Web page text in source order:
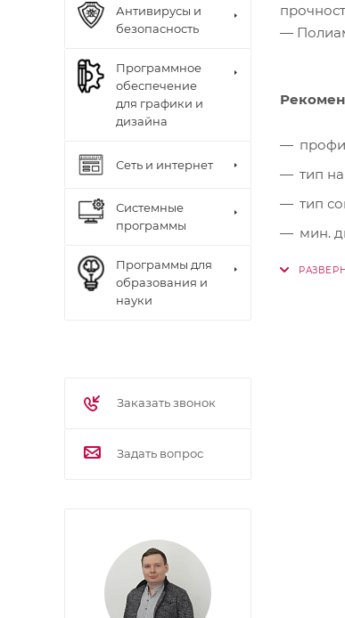
—
тип
тип
мин.
сушка
Антивирусы и
безопасность
Программное
обеспечение
для графики и
дизайна
Сеть и интернет
Системные
программы
Программы для
образования и
науки
Заказать звонок
Задать вопрос